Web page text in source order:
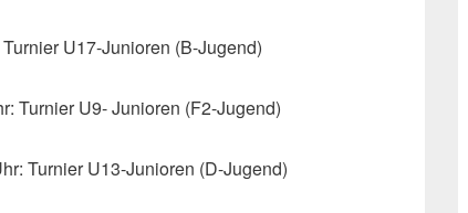
U17-Junioren (B-Jugend)
Turnier U9- Junioren (F2-Jugend)
Turnier U13-Junioren (D-Jugend)